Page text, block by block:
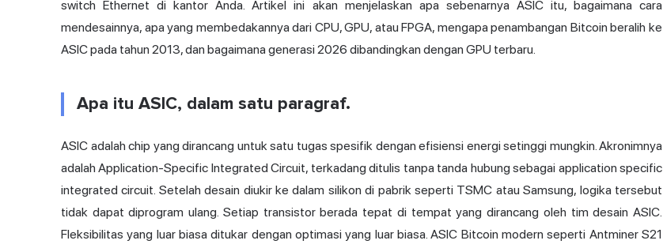
switch Ethernet di kantor Anda. Artikel ini akan menjelaskan apa sebenarnya ASIC itu, bagaimana cara
mendesainnya, apa yang membedakannya dari CPU, GPU, atau FPGA, mengapa penambangan Bitcoin beralih ke
ASIC pada tahun 2013, dan bagaimana generasi 2026 dibandingkan dengan GPU terbaru.
Apa itu ASIC, dalam satu paragraf.
ASIC adalah chip yang dirancang untuk satu tugas spesifik dengan efisiensi energi setinggi mungkin. Akronimnya
adalah Application-Specific Integrated Circuit, terkadang ditulis tanpa tanda hubung sebagai application specific
integrated circuit. Setelah desain diukir ke dalam silikon di pabrik seperti TSMC atau Samsung, logika tersebut
tidak dapat diprogram ulang. Setiap transistor berada tepat di tempat yang dirancang oleh tim desain ASIC.
Fleksibilitas yang luar biasa ditukar dengan optimasi yang luar biasa. ASIC Bitcoin modern seperti Antminer S21